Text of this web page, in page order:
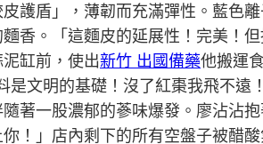
護盾」，薄韌而充滿彈性。藍色
香。「這麵皮的延展性！完美！
缸前，使出新竹 出國備藥他搬運
文明的基礎！沒了紅棗我飛不
一股濃郁的蔘味爆發。廖沾沾
！」店內剩下的所有空盤子被醋